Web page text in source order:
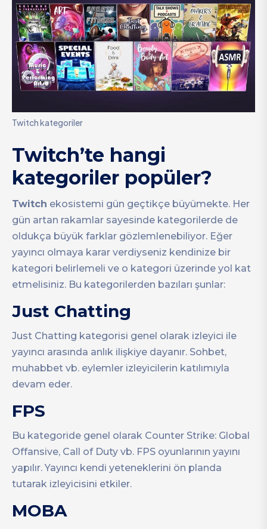
Twitch kategoriler
Twitch’te hangi
kategoriler popüler?
Twitch ekosistemi gün geçtikçe büyümekte. Her
gün artan rakamlar sayesinde kategorilerde de
oldukça büyük farklar gözlemlenebiliyor. Eğer
yayıncı olmaya karar verdiyseniz kendinize bir
kategori belirlemeli ve o kategori üzerinde yol kat
etmelisiniz. Bu kategorilerden bazıları şunlar:
Just Chatting
Just Chatting kategorisi genel olarak izleyici ile
yayıncı arasında anlık ilişkiye dayanır. Sohbet,
muhabbet vb. eylemler izleyicilerin katılımıyla
devam eder.
FPS
Bu kategoride genel olarak Counter Strike: Global
Offansive, Call of Duty vb. FPS oyunlarının yayını
yapılır. Yayıncı kendi yeteneklerini ön planda
tutarak izleyicisini etkiler.
MOBA